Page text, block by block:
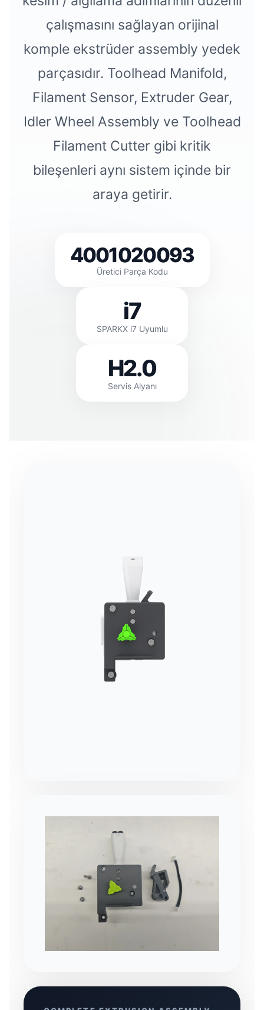
çalışmasını sağlayan orijinal
komple ekstrüder assembly yedek
parçasıdır. Toolhead Manifold,
Filament Sensor, Extruder Gear,
Idler Wheel Assembly ve Toolhead
Filament Cutter gibi kritik
bileşenleri aynı sistem içinde bir
araya getirir.
4001020093
Üretici Parça Kodu
i7
SPARKX i7 Uyumlu
H2.0
Servis Alyanı